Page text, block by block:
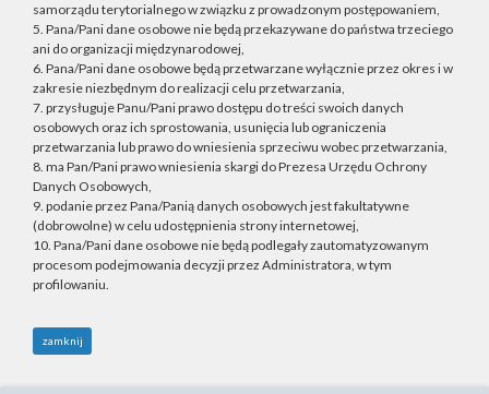
samorządu terytorialnego w związku z prowadzonym postępowaniem,
5. Pana/Pani dane osobowe nie będą przekazywane do państwa trzeciego
ani do organizacji międzynarodowej,
6. Pana/Pani dane osobowe będą przetwarzane wyłącznie przez okres i w
zakresie niezbędnym do realizacji celu przetwarzania,
7. przysługuje Panu/Pani prawo dostępu do treści swoich danych
osobowych oraz ich sprostowania, usunięcia lub ograniczenia
przetwarzania lub prawo do wniesienia sprzeciwu wobec przetwarzania,
8. ma Pan/Pani prawo wniesienia skargi do Prezesa Urzędu Ochrony
Danych Osobowych,
9. podanie przez Pana/Panią danych osobowych jest fakultatywne
(dobrowolne) w celu udostępnienia strony internetowej,
10. Pana/Pani dane osobowe nie będą podlegały zautomatyzowanym
procesom podejmowania decyzji przez Administratora, w tym
profilowaniu.
zamknij